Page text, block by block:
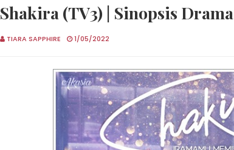
Shakira (TV3) | Sinopsis Drama
TIARA SAPPHIRE 1/05/2022